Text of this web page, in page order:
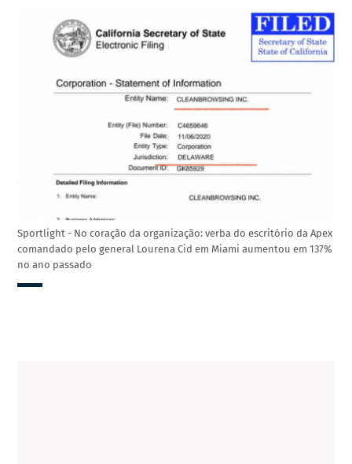
Sportlight - No coração da organização: verba do escritório da Apex
comandado pelo general Lourena Cid em Miami aumentou em 137%
no ano passado